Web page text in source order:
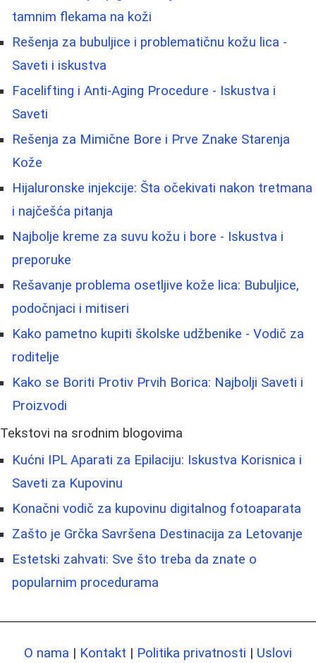
tamnim flekama na koži
Rešenja za bubuljice i problematičnu kožu lica -
Saveti i iskustva
Facelifting i Anti-Aging Procedure - Iskustva i
Saveti
Rešenja za Mimične Bore i Prve Znake Starenja
Kože
Hijaluronske injekcije: Šta očekivati nakon tretmana
i najčešća pitanja
Najbolje kreme za suvu kožu i bore - Iskustva i
preporuke
Rešavanje problema osetljive kože lica: Bubuljice,
podočnjaci i mitiseri
Kako pametno kupiti školske udžbenike - Vodič za
roditelje
Kako se Boriti Protiv Prvih Borica: Najbolji Saveti i
Proizvodi
Tekstovi na srodnim blogovima
Kućni IPL Aparati za Epilaciju: Iskustva Korisnica i
Saveti za Kupovinu
Konačni vodič za kupovinu digitalnog fotoaparata
Zašto je Grčka Savršena Destinacija za Letovanje
Estetski zahvati: Sve što treba da znate o
popularnim procedurama
O nama | Kontakt | Politika privatnosti | Uslovi